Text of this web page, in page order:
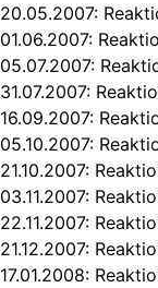
20.05.2007:
01.06.2007:
05.07.2007:
31.07.2007:
16.09.2007:
05.10.2007:
21.10.2007:
03.11.2007:
22.11.2007:
21.12.2007:
17.01.2008: